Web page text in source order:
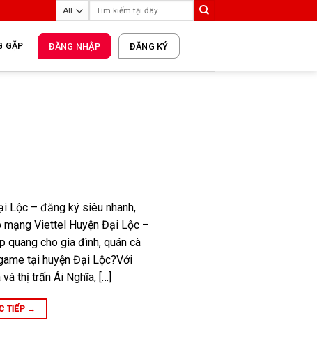
GẶP ĐĂNG NHẬP ĐĂNG KÝ
Lộc – đăng ký siêu nhanh,
mạng Viettel Huyện Đại Lộc –
quang cho gia đình, quán cà
tại huyện Đại Lộc?Với
thị trấn Ái Nghĩa, […]
TIẾP →